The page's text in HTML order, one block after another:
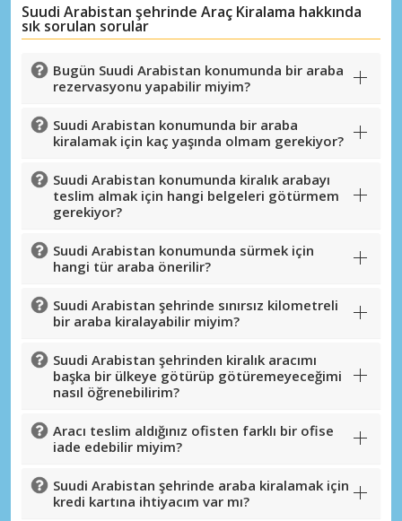
Büyük tasarruflar
Özel iş ortağı tekliflerine erişim sağlayın
eLink ile giriş yap
Suudi Arabistan şehrinde Araç Kiralama hakkında
sık sorulan sorular
Bugün Suudi Arabistan konumunda bir araba
rezervasyonu yapabilir miyim?
Suudi Arabistan konumunda bir araba
kiralamak için kaç yaşında olmam gerekiyor?
Suudi Arabistan konumunda kiralık arabayı
teslim almak için hangi belgeleri götürmem
gerekiyor?
Suudi Arabistan konumunda sürmek için
hangi tür araba önerilir?
Suudi Arabistan şehrinde sınırsız kilometreli
bir araba kiralayabilir miyim?
Suudi Arabistan şehrinden kiralık aracımı
başka bir ülkeye götürüp götüremeyeceğimi
nasıl öğrenebilirim?
Aracı teslim aldığınız ofisten farklı bir ofise
iade edebilir miyim?
Suudi Arabistan şehrinde araba kiralamak için
kredi kartına ihtiyacım var mı?